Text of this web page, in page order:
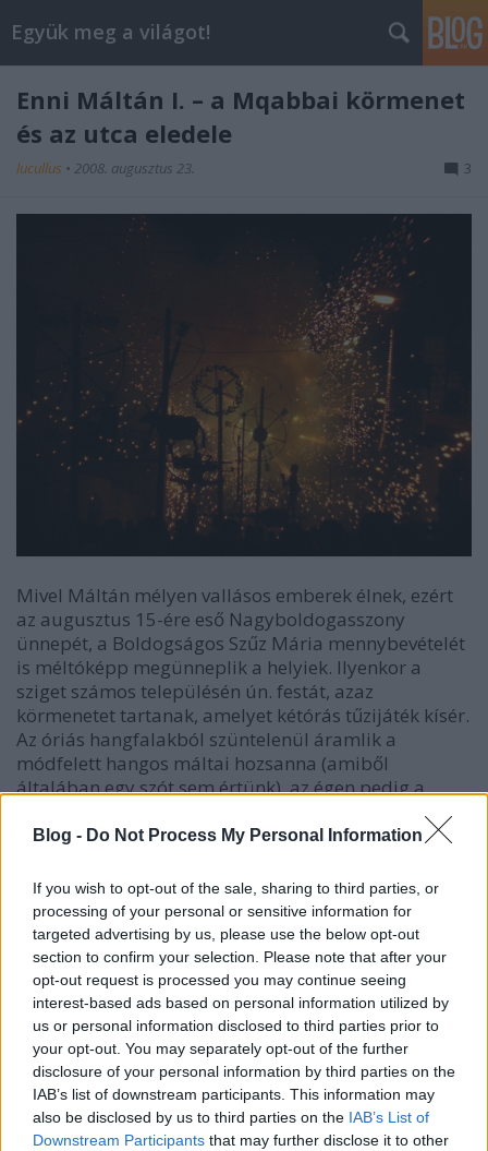
Blog - Do Not Process My Personal Information
If you wish to opt-out of the sale, sharing to third parties, or
processing of your personal or sensitive information for
targeted advertising by us, please use the below opt-out
section to confirm your selection. Please note that after your
opt-out request is processed you may continue seeing
interest-based ads based on personal information utilized by
us or personal information disclosed to third parties prior to
your opt-out. You may separately opt-out of the further
disclosure of your personal information by third parties on the
IAB’s list of downstream participants. This information may
also be disclosed by us to third parties on the IAB’s List of
Downstream Participants that may further disclose it to other
Együk meg a világot!
Enni Máltán I. – a Mqabbai körmenet
és az utca eledele
lucullus • 2008. augusztus 23. 3
Mivel Máltán mélyen vallásos emberek élnek, ezért
az augusztus 15-ére eső Nagyboldogasszony
ünnepét, a Boldogságos Szűz Mária mennybevételét
is méltóképp megünneplik a helyiek. Ilyenkor a
sziget számos településén ún. festát, azaz
körmenetet tartanak, amelyet kétórás tűzijáték kísér.
Az óriás hangfalakból szüntelenül áramlik a
módfelett hangos máltai hozsanna (amiből
általában egy szót sem értünk), az égen pedig a
látványában, mind összetettségében ezerszeresen
kis lócákra kitelepülve az utcák közepén figyelik a
történést, közben pedig az sem zavarja őket, ha
autók kerülgetik őket, a feljebb lakók pedig
konfettivel és színes papírokkal kedveskednek a
nyakukba. Közben persze esznek-isznak, és mivel az
ünnepnek nincs kifejezett „étele”, ezért inkább a
szendvicsek, kecskesajtok, borok-sörök járnak
kézről-kézre. Mi is a ’street-food’-ból táplálkozunk
ezen a napon egy Mqabba nevű településen (ahol
állítólag a legjobb nézni az égiparádét), lévén, hogy
csak ilyeneket találunk a